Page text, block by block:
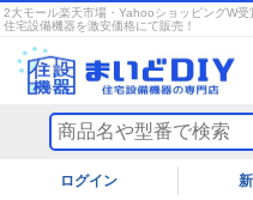
2大モール楽天市場・YahooショッピングW受
住宅設備機器を激安価格にて販売！
ログイン